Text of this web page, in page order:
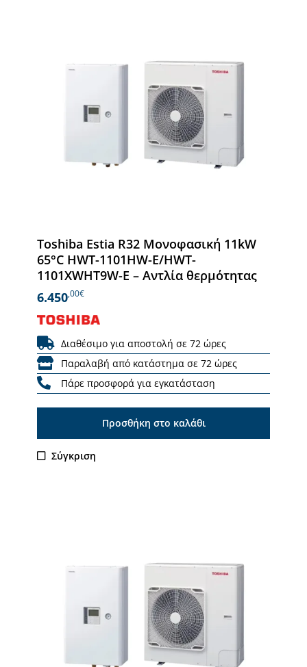
Toshiba Estia R32 Μονοφασική 11kW
65°C HWT-1101HW-E/HWT-
1101XWHT9W-E – Αντλία θερμότητας
6.450,00€
Διαθέσιμο για αποστολή σε 72 ώρες
Παραλαβή από κατάστημα σε 72 ώρες
Πάρε προσφορά για εγκατάσταση
Προσθήκη στο καλάθι
Σύγκριση